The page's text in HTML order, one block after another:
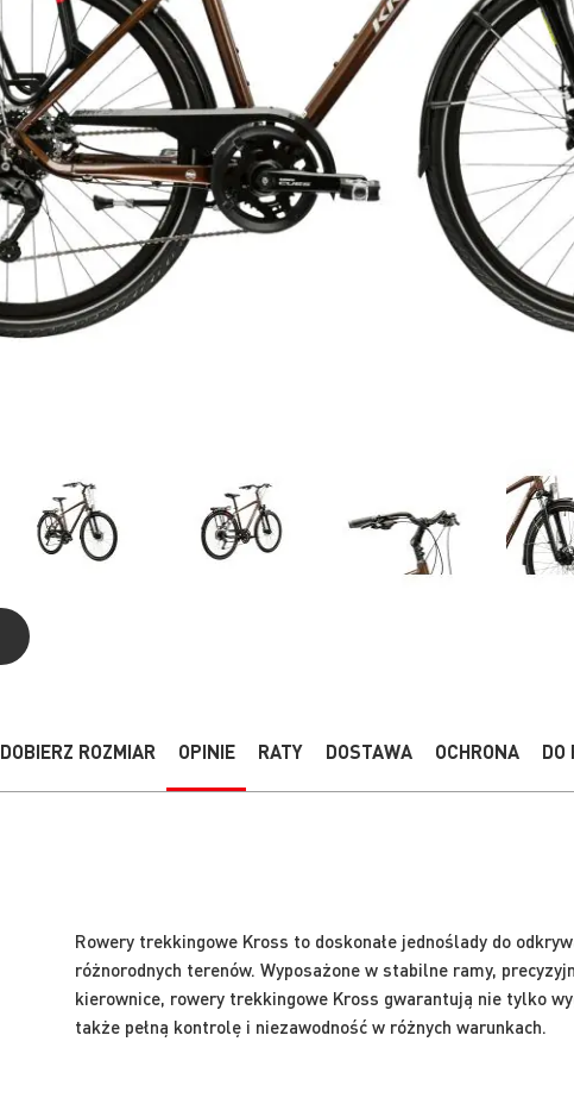
Rowery trekkingowe Kross to doskonałe jednoślady do
różnorodnych terenów. Wyposażone w stabilne ramy,
kierownice, rowery trekkingowe Kross gwarantują nie tylko
także pełną kontrolę i niezawodność w różnych warunkach.
DOBIERZ ROZMIAR OPINIE RATY DOSTAWA OCHRONA DO